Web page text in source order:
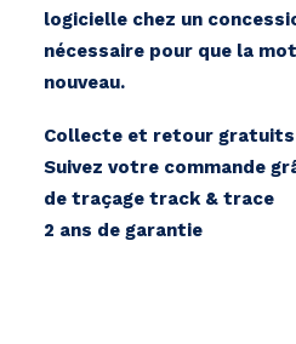
logicielle chez un
nécessaire pour que la
nouveau.
Collecte et retour gratuits
Suivez votre commande
de traçage track & trace
2 ans de garantie